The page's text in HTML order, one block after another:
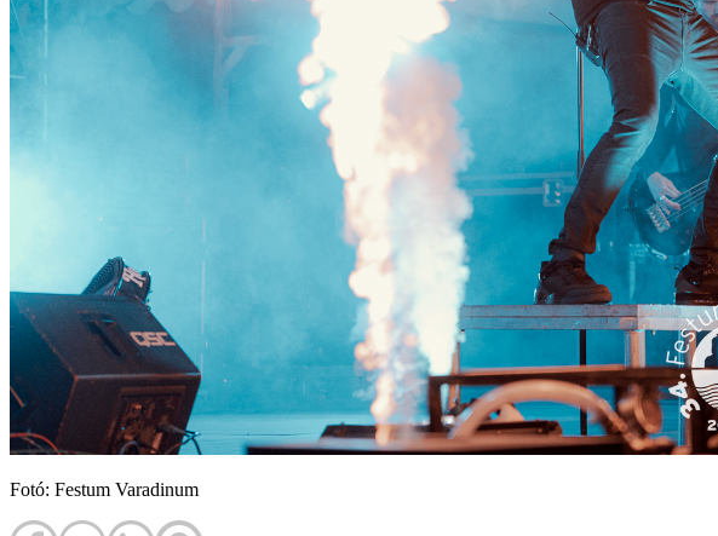
Fotó: Festum Varadinum